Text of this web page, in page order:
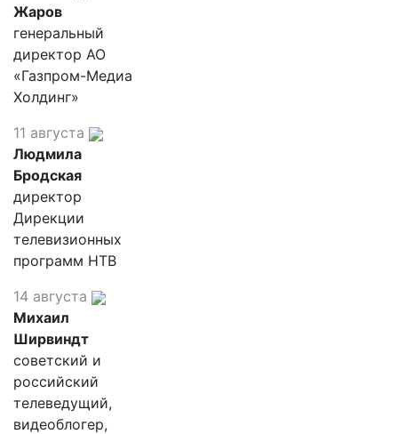
Жаров
генеральный
директор АО
«Газпром-Медиа
Холдинг»
11 августа
Людмила
Бродская
директор
Дирекции
телевизионных
программ НТВ
14 августа
Михаил
Ширвиндт
советский и
российский
телеведущий,
видеоблогер,